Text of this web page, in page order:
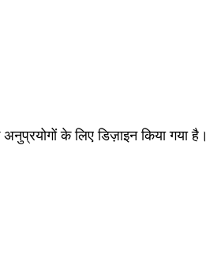
के लिए डिज़ाइन किया गया है।